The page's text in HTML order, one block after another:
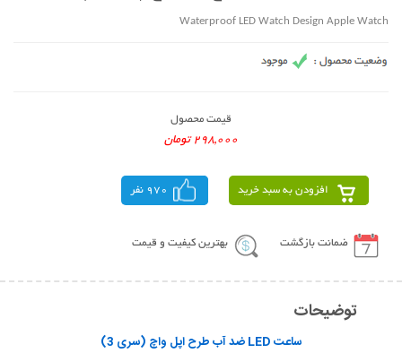
Waterproof LED Watch Design Apple Watch
قیمت محصول
298,000 تومان
افزودن به سبد خرید 970 نفر
ضمانت بازگشت بهترین کیفیت و قیمت
توضیحات
ساعت LED ضد آب طرح اپل واچ (سری 3)